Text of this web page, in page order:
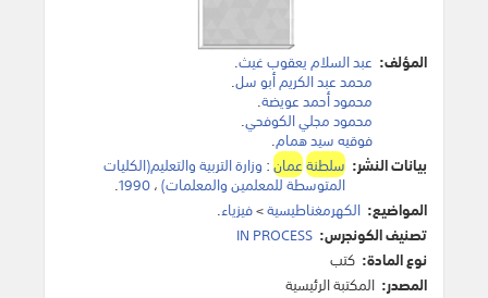
المؤلف: عبد السلام يعقوب غيث.
محمد عبد الكريم أبو سل.
محمود أحمد عويضة.
محمود مجلي الكوفحي.
فوقيه سيد همام.
بيانات النشر: سلطنةعمان: وزارة التربية والتعليم(الكليات
المتوسطة للمعلمين والمعلمات)،1990
.
المواضيع: الكهرمغناطيسية>فيزياء.
تصنيف الكونجرس: IN PROCESS
نوع المادة: كتب
المصدر: المكتبة الرئيسية